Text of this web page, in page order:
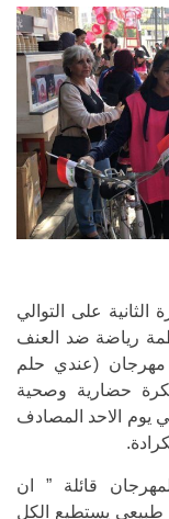
على التوالي
رياضة ضد العنف
مهرجان (عندي حلم
حضارية وصحية
يوم الاحد المصادف
قائلة ” ان
طبيعي يستطيع الكل